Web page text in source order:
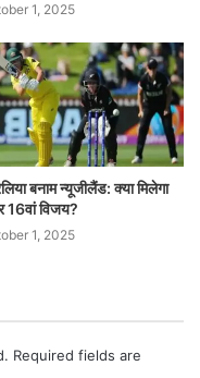
1, 2025
बनाम न्यूजीलैंड: क्या मिलेगा
16वां विजय?
1, 2025
Required fields are